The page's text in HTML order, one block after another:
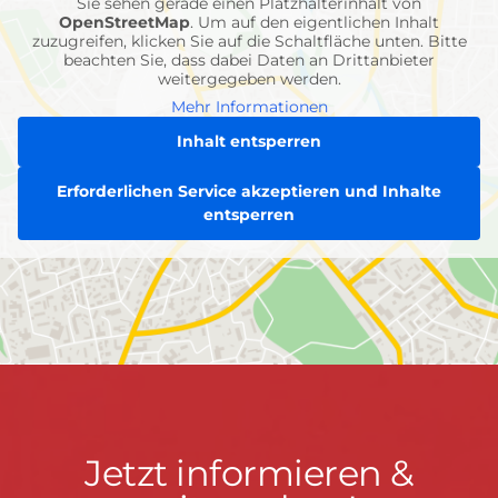
OpenStreetMap. Um auf den eigentlichen Inhalt
zuzugreifen, klicken Sie auf die Schaltfläche unten. Bitte
beachten Sie, dass dabei Daten an Drittanbieter
weitergegeben werden.
Mehr Informationen
Inhalt entsperren
Erforderlichen Service akzeptieren und Inhalte
entsperren
JetztJetzt informieren &